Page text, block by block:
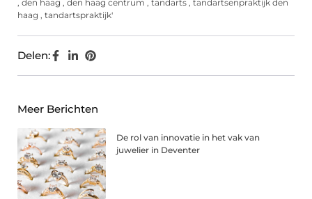
, den haag , den haag centrum , tandarts , tandartsenpraktijk den
haag , tandartspraktijk'
Delen:
Meer Berichten
De rol van innovatie in het vak van
juwelier in Deventer